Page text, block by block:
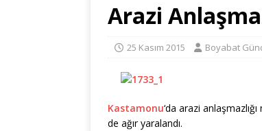
Arazi
25 Kasım 2015 Boyabat
Kastamonu‘da arazi
de ağır yaralandı.